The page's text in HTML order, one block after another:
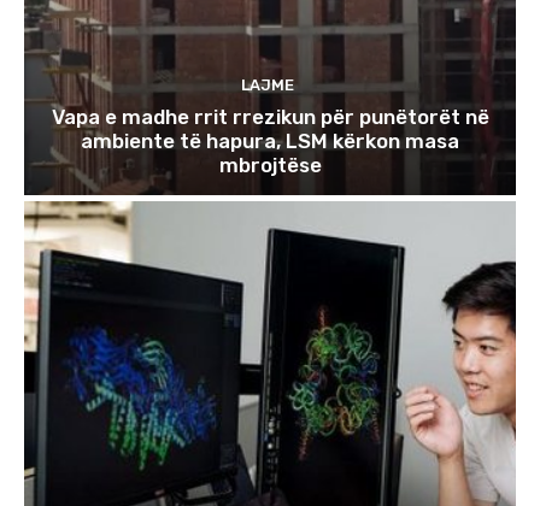
LAJME
Vapa e madhe rrit rrezikun për punëtorët në
ambiente të hapura, LSM kërkon masa
mbrojtëse